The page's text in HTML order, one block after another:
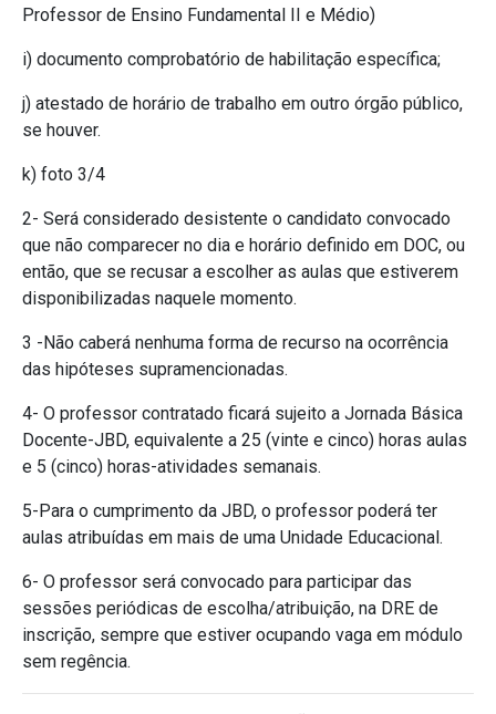
Professor de Ensino Fundamental II e Médio)
i) documento comprobatório de habilitação específica;
j) atestado de horário de trabalho em outro órgão público,
se houver.
k) foto 3/4
2- Será considerado desistente o candidato convocado
que não comparecer no dia e horário definido em DOC, ou
então, que se recusar a escolher as aulas que estiverem
disponibilizadas naquele momento.
3 -Não caberá nenhuma forma de recurso na ocorrência
das hipóteses supramencionadas.
4- O professor contratado ficará sujeito a Jornada Básica
Docente-JBD, equivalente a 25 (vinte e cinco) horas aulas
e 5 (cinco) horas-atividades semanais.
5-Para o cumprimento da JBD, o professor poderá ter
aulas atribuídas em mais de uma Unidade Educacional.
6- O professor será convocado para participar das
sessões periódicas de escolha/atribuição, na DRE de
inscrição, sempre que estiver ocupando vaga em módulo
sem regência.